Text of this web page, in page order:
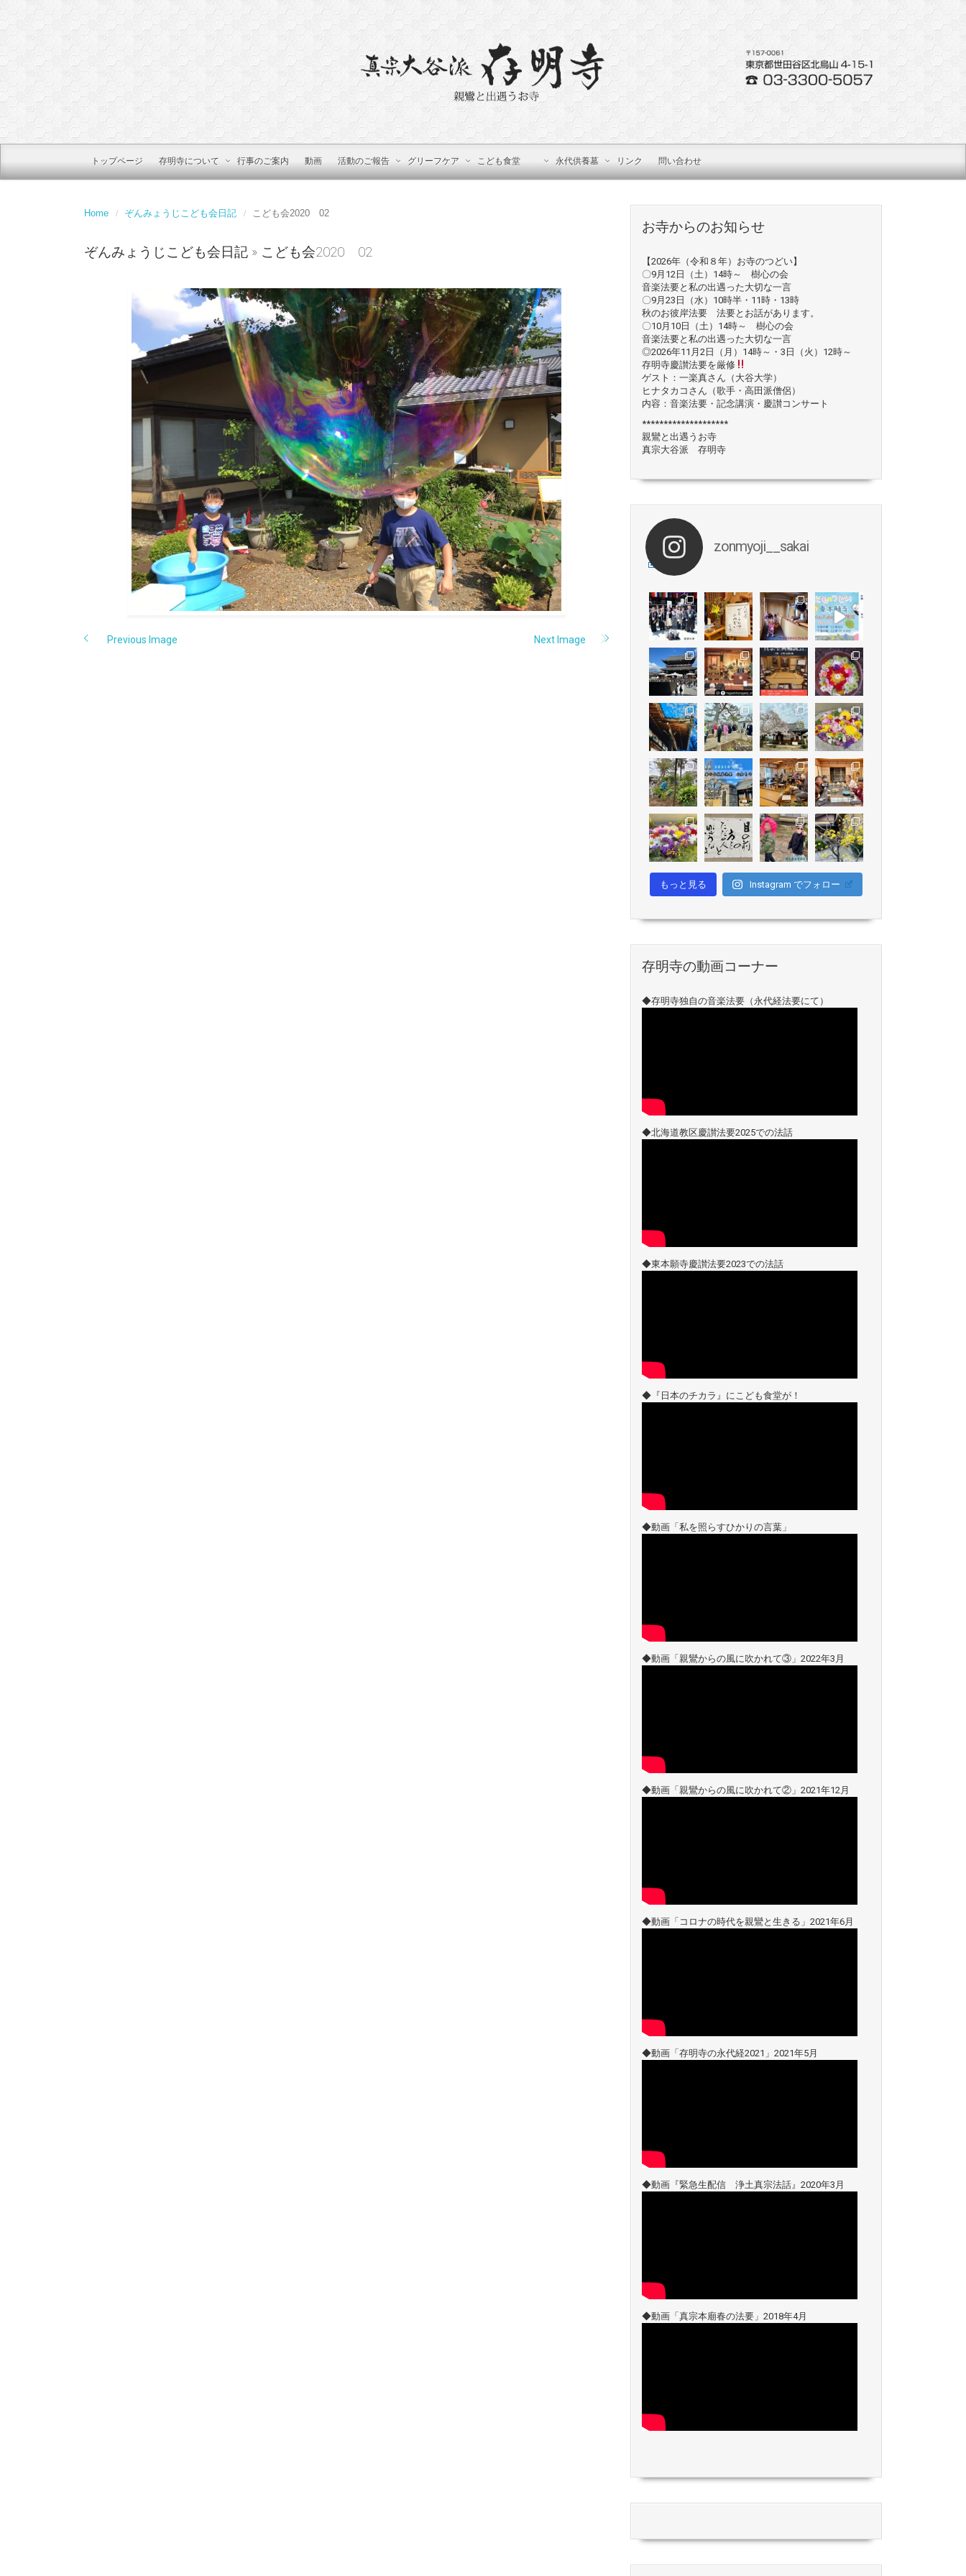
トップページ 存明寺について 行事のご案内 動画 活動のご報告 グリーフケア こども食堂 永代供養墓 リンク 問い合わせ
Home ぞんみょうじこども会日記 こども会2020 02
ぞんみょうじこども会日記 » こども会2020 02
Previous Image Next Image
お寺からのお知らせ
【2026年（令和８年）お寺のつどい】
〇9月12日（土）14時～ 樹心の会
音楽法要と私の出遇った大切な一言
〇9月23日（水）10時半・11時・13時
秋のお彼岸法要 法要とお話があります。
〇10月10日（土）14時～ 樹心の会
音楽法要と私の出遇った大切な一言
◎2026年11月2日（月）14時～・3日（火）12時～
存明寺慶讃法要を厳修
ゲスト：一楽真さん（大谷大学）
ヒナタカコさん（歌手・高田派僧侶）
内容：音楽法要・記念講演・慶讃コンサート
********************
親鸞と出遇うお寺
真宗大谷派 存明寺
zonmyoji__sakai
もっと見る Instagram でフォロー
存明寺の動画コーナー
◆存明寺独自の音楽法要（永代経法要にて）
◆北海道教区慶讃法要2025での法話
◆東本願寺慶讃法要2023での法話
◆『日本のチカラ』にこども食堂が！
◆動画「私を照らすひかりの言葉」
◆動画「親鸞からの風に吹かれて③」2022年3月
◆動画「親鸞からの風に吹かれて②」2021年12月
◆動画「コロナの時代を親鸞と生きる」2021年6月
◆動画「存明寺の永代経2021」2021年5月
◆動画『緊急生配信 浄土真宗法話』2020年3月
◆動画「真宗本廟春の法要」2018年4月